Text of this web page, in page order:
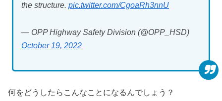
the structure. pic.twitter.com/CgoaRh3nnU
— OPP Highway Safety Division (@OPP_HSD)
October 19, 2022
何をどうしたらこんなことになるんでしょう？